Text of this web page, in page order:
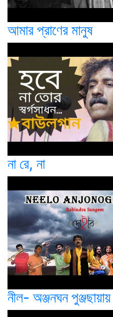
আমার প্রাণের মানুষ
না রে, না
নীল- অঞ্জনঘন পুঞ্জছায়ায়